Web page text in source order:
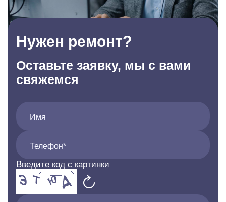
Нужен ремонт?
Оставьте заявку, мы с вами
свяжемся
Имя
Телефон*
Введите код с картинки